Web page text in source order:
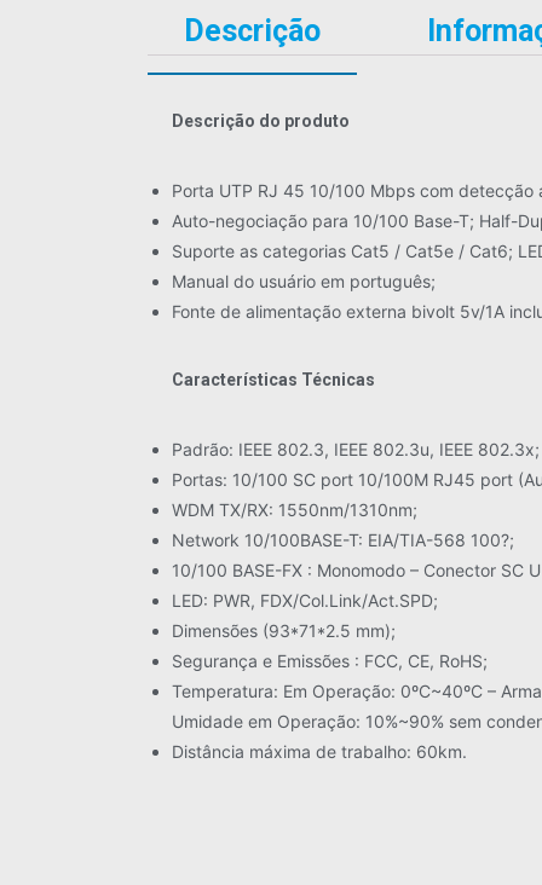
Descrição
Descrição do produto
Porta UTP RJ 45 10/100 Mbps com
Auto-negociação para 10/100 Base-T; Half-
Suporte as categorias Cat5 / Cat5e / Cat6;
Manual do usuário em português;
Fonte de alimentação externa bivolt 5v/1A
Características Técnicas
Padrão: IEEE 802.3, IEEE 802.3u, IEEE 802.3x;
Portas: 10/100 SC port 10/100M RJ45 port
WDM TX/RX: 1550nm/1310nm;
Network 10/100BASE-T: EIA/TIA-568 100?;
10/100 BASE-FX : Monomodo – Conector SC
LED: PWR, FDX/Col.Link/Act.SPD;
Dimensões (93*71*2.5 mm);
Segurança e Emissões : FCC, CE, RoHS;
Temperatura: Em Operação: 0ºC~40ºC –
Umidade em Operação: 10%~90% sem
Distância máxima de trabalho: 60km.